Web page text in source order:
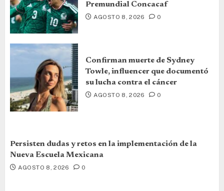
Premundial Concacaf
AGOSTO 8, 2026 0
Confirman muerte de Sydney
Towle, influencer que documentó
su lucha contra el cáncer
AGOSTO 8, 2026 0
Persisten dudas y retos en la implementación de la
Nueva Escuela Mexicana
AGOSTO 8, 2026 0